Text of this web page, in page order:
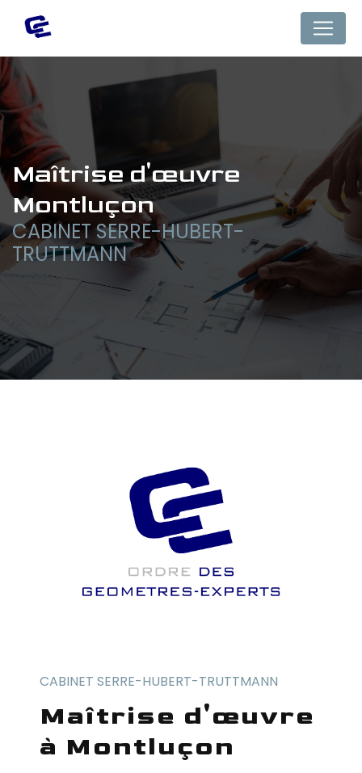
maîtrise d'œuvre
Montluçon
CABINET SERRE-HUBERT-
TRUTTMANN
CABINET SERRE-HUBERT-TRUTTMANN
maîtrise d'œuvre
à Montluçon